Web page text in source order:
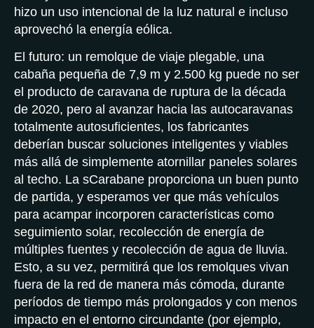
hizo un uso intencional de la luz natural e incluso
aprovechó la energía eólica.
El futuro: un remolque de viaje plegable, una
cabaña pequeña de 7,9 m y 2.500 kg puede no ser
el producto de caravana de ruptura de la década
de 2020, pero al avanzar hacia las autocaravanas
totalmente autosuficientes, los fabricantes
deberían buscar soluciones inteligentes y viables
más allá de simplemente atornillar paneles solares
al techo. La sCarabane proporciona un buen punto
de partida, y esperamos ver que más vehículos
para acampar incorporen características como
seguimiento solar, recolección de energía de
múltiples fuentes y recolección de agua de lluvia.
Esto, a su vez, permitirá que los remolques vivan
fuera de la red de manera más cómoda, durante
períodos de tiempo más prolongados y con menos
impacto en el entorno circundante (por ejemplo,